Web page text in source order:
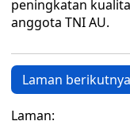
peningkatan
anggota TNI AU.
Laman berikutnya
Laman: